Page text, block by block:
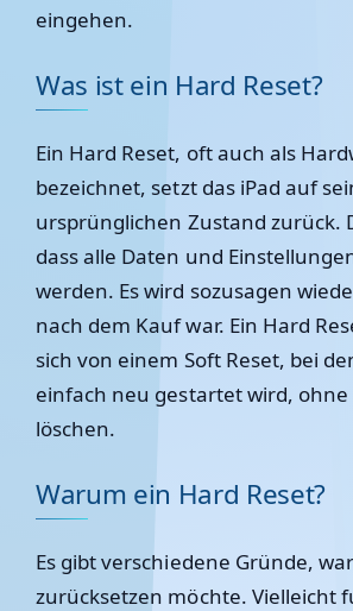
eingehen.
Was ist ein Hard Reset?
Ein Hard Reset, oft auch als
bezeichnet, setzt das iPad auf
ursprünglichen Zustand zurück.
dass alle Daten und
werden. Es wird sozusagen
nach dem Kauf war. Ein Hard
sich von einem Soft Reset, bei
einfach neu gestartet wird, ohne
löschen.
Warum ein Hard Reset?
Es gibt verschiedene Gründe,
zurücksetzen möchte. Vielleicht